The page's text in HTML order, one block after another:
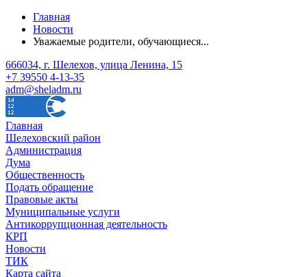
Главная
Новости
Уважаемые родители, обучающиеся...
666034, г. Шелехов, улица Ленина, 15
+7 39550 4-13-35
adm@sheladm.ru
Главная
Шелеховский район
Администрация
Дума
Общественность
Подать обращение
Правовые акты
Муниципальные услуги
Антикоррупционная деятельность
КРП
Новости
ТИК
Карта сайта